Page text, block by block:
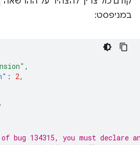
במניפסט:
,
: 2,
bug 134315, you must declare